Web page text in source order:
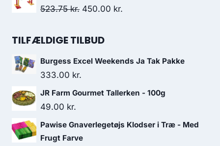
pris
36.25 kr..
pris
32.50 kr..
523.75kr. Den
pris
523.75 kr..
450.00 kr.
450.00 kr..
TILFÆLDIGE TILBUD
Burgess Excel Weekends Ja Tak Pakke
333.00 kr.
JR Farm Gourmet Tallerken - 100g
49.00 kr.
Pawise Gnaverlegetøjs Klodser i Træ - Med
Frugt Farve